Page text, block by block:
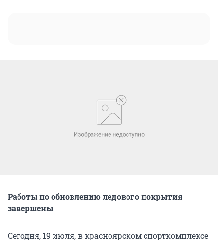
Работы по обновлению ледового покрытия
завершены
Сегодня, 19 июля, в красноярском спорткомплексе